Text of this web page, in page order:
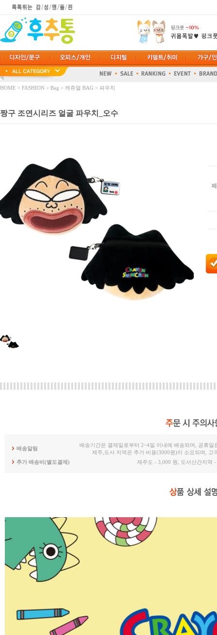
HOME > FASHION > Bag > 캐쥬얼 BAG > 파우치
짱구 조연시리즈 얼굴 파우치_오수
배송알림
배송기간은 결제일로부터 2~4일 이내에 배송되며, 공휴일
제주,도서 지역은 추가 비용(3000원)이 소요되며, 고
추가 배송비(별도결제)
제주도 - 3,000 원, 도서산간지역 -